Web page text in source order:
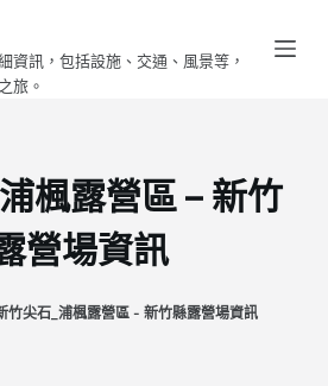
資訊，包括設施、交通、風景等，
旅。
楓露營區 – 新竹
營場資訊
竹尖石_浦楓露營區 - 新竹縣露營場資訊